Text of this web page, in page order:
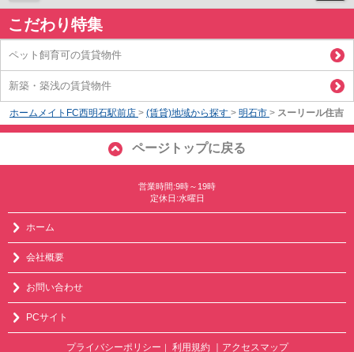
こだわり特集
ペット飼育可の賃貸物件
新築・築浅の賃貸物件
ホームメイトFC西明石駅前店 > (賃貸)地域から探す > 明石市 > スーリール住吉
ページトップに戻る
営業時間:9時～19時
定休日:水曜日
ホーム
会社概要
お問い合わせ
PCサイト
プライバシーポリシー 利用規約 ｜アクセスマップ